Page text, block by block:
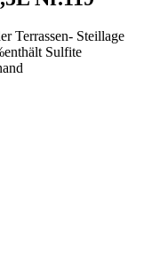
Terrassen- Steillage
enthält Sulfite